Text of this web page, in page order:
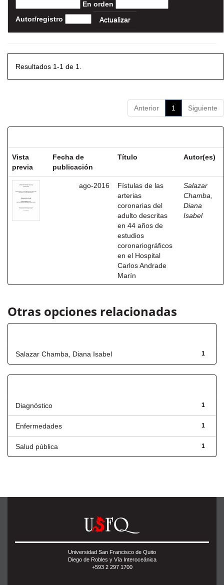
En orden
Autor/registro
Resultados 1-1 de 1.
Anterior 1 Siguiente
Vista
previa
Fecha de
publicación
Título Autor(es)
ago-2016
Fístulas de las
arterias
coronarias del
adulto descritas
en 44 años de
estudios
coronariográficos
en el Hospital
Carlos Andrade
Marín
Salazar
Chamba,
Diana
Isabel
Otras opciones relacionadas
1
Salazar Chamba, Diana Isabel
1
Diagnóstico
1
Enfermedades
1
Salud pública
Universidad San Francisco de Quito
Diego de Robles y Vía Interoceánica
+593 2 297 1700